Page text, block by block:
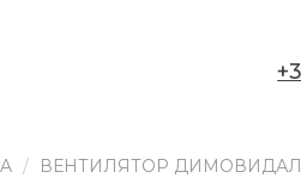
ВЕНТИЛЯТОР